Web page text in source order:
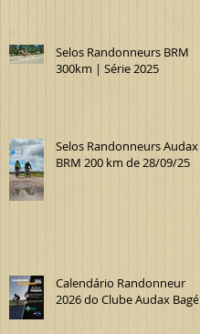
Selos Randonneurs BRM
300km | Série 2025
Selos Randonneurs Audax
BRM 200 km de 28/09/25
Calendário Randonneur
2026 do Clube Audax Bagé